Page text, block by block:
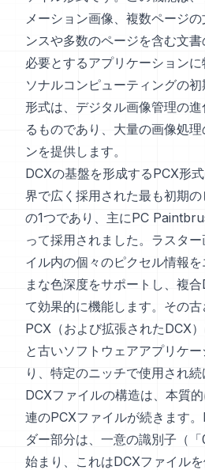
メーション画像、複数ページ
ンスや多数のページを含む文
必要とするアプリケーション
ソナルコンピューティングの
形式は、デジタル画像管理の
るものであり、大量の画像処
ンを提供します。
DCXの基盤を形成するPCX形
界で広く採用された最も初期
の1つであり、主にPC
って採用されました。ラスタ
イル内の個々のピクセル情報
まな色深度をサポートし、複
て効果的に機能します。その古
PCX（および拡張されたDCX
と古いソフトウェアアプリケ
り、特定のニッチで使用され続
DCXファイルの構造は、本質
連のPCXファイルが続きます
ダー部分は、一意の識別子（
始まり、これはDCXファイル